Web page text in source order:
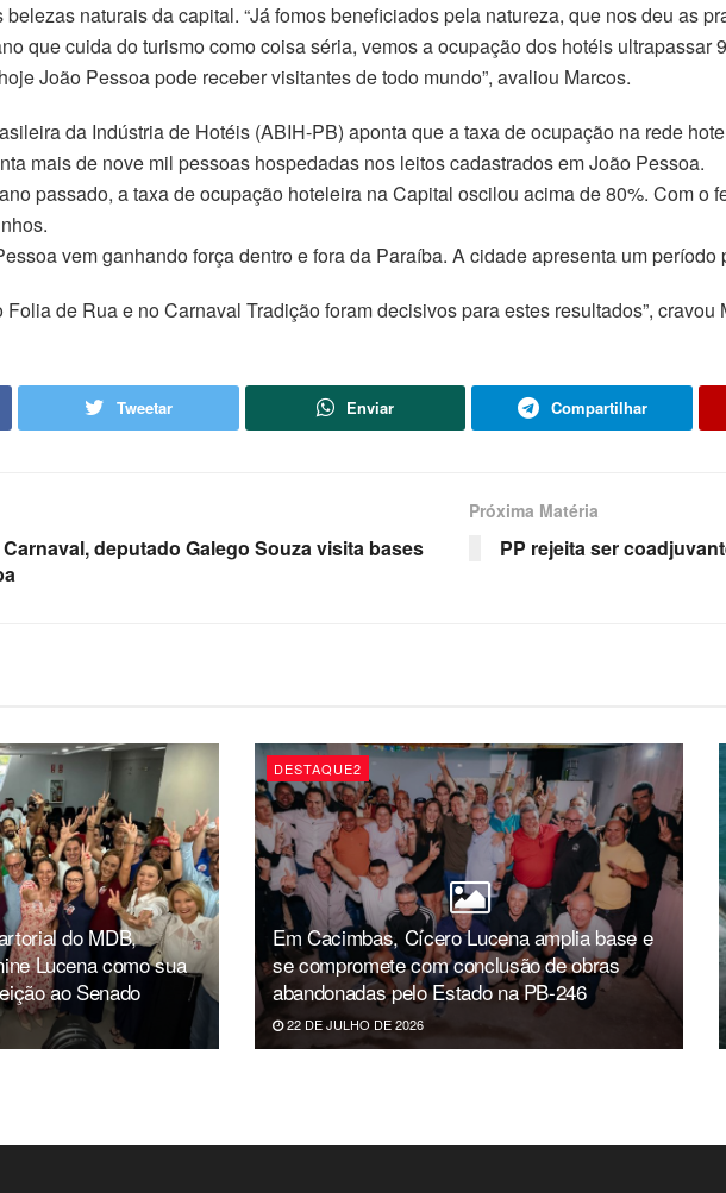
naturais da capital. “Já fomos beneficiados pela natureza, que nos deu as
que cuida do turismo como coisa séria, vemos a ocupação dos hotéis ultrapassar
João Pessoa pode receber visitantes de todo mundo”, avaliou Marcos.
da Indústria de Hotéis (ABIH-PB) aponta que a taxa de ocupação na rede
mais de nove mil pessoas hospedadas nos leitos cadastrados em João Pessoa.
passado, a taxa de ocupação hoteleira na Capital oscilou acima de 80%. Com o
vem ganhando força dentro e fora da Paraíba. A cidade apresenta um
Folia de Rua e no Carnaval Tradição foram decisivos para estes resultados”, cravou
Tweetar Enviar Compartilhar
deputado Galego Souza visita bases
Próxima Matéria
PP rejeita ser
do MDB,
Lucena como sua
ao Senado
DESTAQUE2
Em Cacimbas, Cícero Lucena amplia base e
se compromete com conclusão de obras
abandonadas pelo Estado na PB-246
22 DE JULHO DE 2026